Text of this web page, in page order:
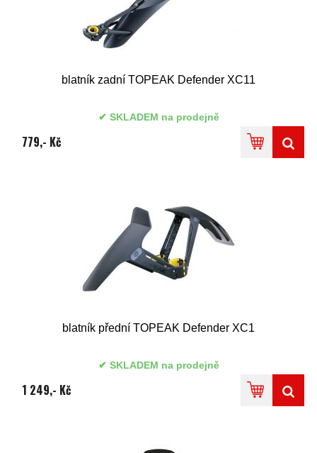
blatník zadní TOPEAK Defender XC11
SKLADEM na prodejně
779,- Kč
blatník přední TOPEAK Defender XC1
SKLADEM na prodejně
1 249,- Kč